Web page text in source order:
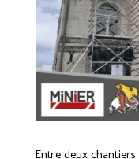
Entre deux